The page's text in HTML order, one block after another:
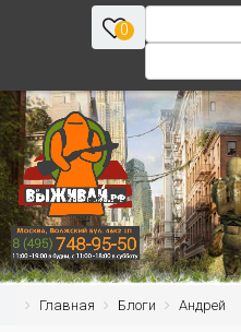
0
Главная Блоги Андрей